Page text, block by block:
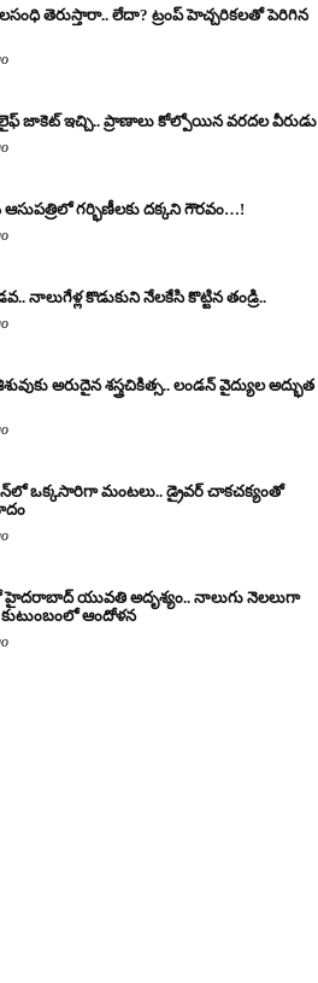
తెరుస్తారా.. లేదా? ట్రంప్ హెచ్చరికలతో పెరిగిన
జాకెట్ ఇచ్చి.. ప్రాణాలు కోల్పోయిన వరదల వీరుడు
గర్భిణీలకు దక్కని గౌరవం…!
నాలుగేళ్ల కొడుకుని నేలకేసి కొట్టిన తండ్రి..
అరుదైన శస్త్రచికిత్స.. లండన్ వైద్యుల అద్భుత
ఒక్కసారిగా మంటలు.. డ్రైవర్ చాకచక్యంతో
యువతి అదృశ్యం.. నాలుగు నెలలుగా
ఆందోళన